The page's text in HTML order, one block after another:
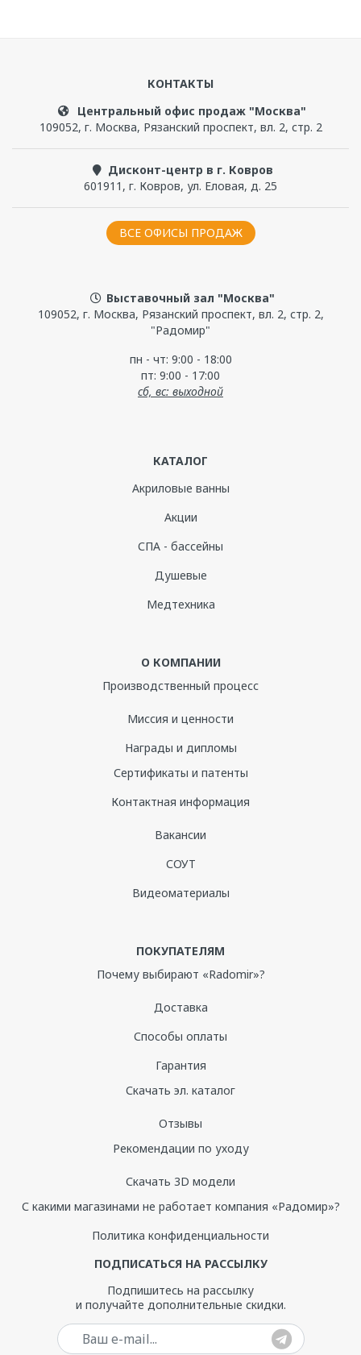
КОНТАКТЫ
Центральный офис продаж "Москва"
109052, г. Москва, Рязанский проспект, вл. 2, стр. 2
Дисконт-центр в г. Ковров
601911 , г. Ковров, ул. Еловая, д. 25
ВСЕ ОФИСЫ ПРОДАЖ
Выставочный зал "Москва"
109052, г. Москва, Рязанский проспект, вл. 2, стр. 2,
"Радомир"
пн - чт: 9:00 - 18:00
пт: 9:00 - 17:00
сб, вс: выходной
КАТАЛОГ
Акриловые ванны
Акции
СПА - бассейны
Душевые
Медтехника
О КОМПАНИИ
Производственный процесс
Миссия и ценности
Награды и дипломы
Сертификаты и патенты
Контактная информация
Вакансии
СОУТ
Видеоматериалы
ПОКУПАТЕЛЯМ
Почему выбирают «Radomir»?
Доставка
Способы оплаты
Гарантия
Скачать эл. каталог
Отзывы
Рекомендации по уходу
Скачать 3D модели
С какими магазинами не работает компания «Радомир»?
Политика конфиденциальности
ПОДПИСАТЬСЯ НА РАССЫЛКУ
Подпишитесь на рассылку
и получайте дополнительные скидки.